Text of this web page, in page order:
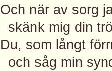
Och när av sorg
skänk mig din
Du, som långt
och såg min